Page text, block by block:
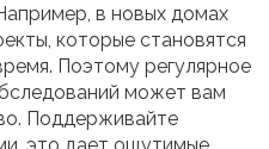
в новых домах
которые становятся
Поэтому регулярное
может вам
Поддерживайте
это дает ощутимые